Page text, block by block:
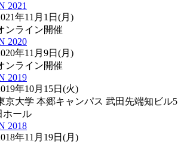
2021
年11月1日(月)
ンライン開催
2020
年11月9日(月)
ンライン開催
2019
年10月15日(火)
京大学 本郷キャンパス 武田先端知ビル5
ホール
2018
年11月19日(月)